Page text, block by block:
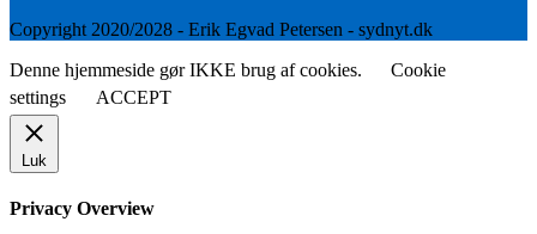
Copyright 2020/2028 - Erik Egvad Petersen - sydnyt.dk
Denne hjemmeside gør IKKE brug af cookies.
Cookie
settings
ACCEPT
Luk
Privacy Overview